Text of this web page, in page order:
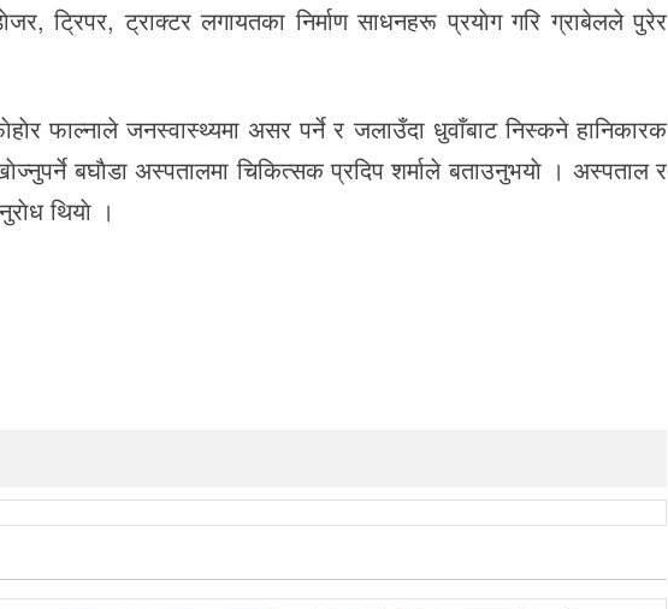
ट्रिपर, ट्राक्टर लगायतका निर्माण साधनहरू प्रयाेग गरि ग्राबेलले पुरेर
फाल्नाले जनस्वास्थ्यमा असर पर्ने र जलाउँदा धुवाँबाट निस्कने हानिकारक
बघाैडा अस्पतालमा चिकित्सक प्रदिप शर्माले बताउनुभयाे । अस्पताल र
थियाे ।